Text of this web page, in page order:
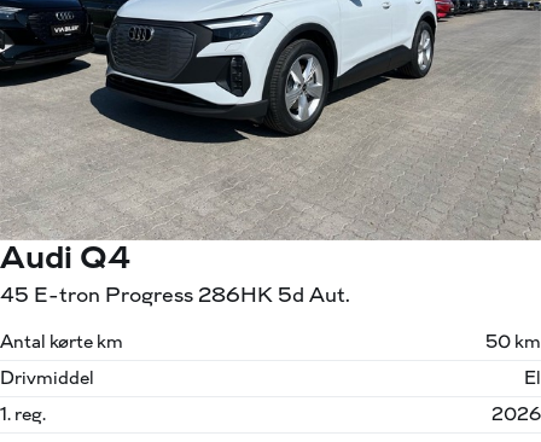
Audi Q4
45 E-tron Progress 286HK 5d Aut.
Antal kørte km
50 km
Drivmiddel
El
1. reg.
2026